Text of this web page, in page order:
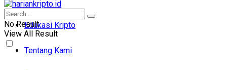
Edukasi Kripto
Tentang Kami
No Result
View All Result